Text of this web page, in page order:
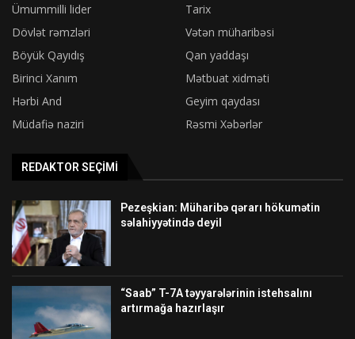
Ümummilli lider
Tarix
Dövlət rəmzləri
Vətən müharibəsi
Böyük Qayıdış
Qan yaddaşı
Birinci Xanım
Mətbuat xidməti
Hərbi And
Geyim qaydası
Müdafiə naziri
Rəsmi Xəbərlər
REDAKTOR SEÇIMI
Pezeşkian: Müharibə qərarı hökumətin
səlahiyyətində deyil
“Saab” T-7A təyyarələrinin istehsalını
artırmağa hazırlaşır